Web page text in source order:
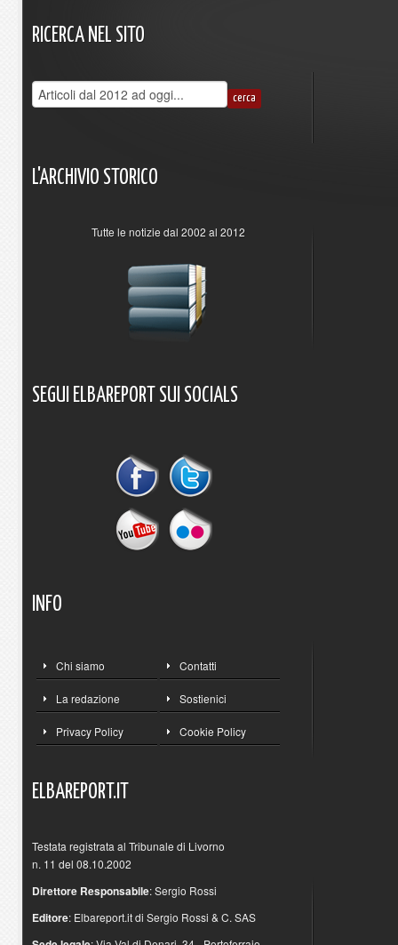
RICERCA NEL SITO
L'ARCHIVIO STORICO
Tutte le notizie dal 2002 al 2012
SEGUI ELBAREPORT SUI SOCIALS
INFO
Chi siamo Contatti
La redazione Sostienici
Privacy Policy Cookie Policy
ELBAREPORT.IT
Testata registrata al Tribunale di Livorno
n. 11 del 08.10.2002
Direttore Responsabile: Sergio Rossi
Editore: Elbareport.it di Sergio Rossi & C. SAS